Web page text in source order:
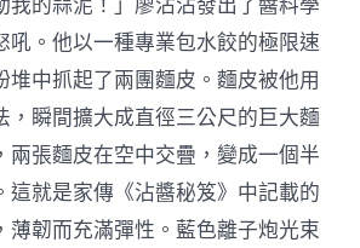
我的蒜泥！」廖沾沾發出了醬料學
吼。他以一種專業包水餃的極限速
堆中抓起了兩團麵皮。麵皮被他用
，瞬間擴大成直徑三公尺的巨大麵
兩張麵皮在空中交疊，變成一個半
這就是家傳《沾醬秘笈》中記載的
薄韌而充滿彈性。藍色離子炮光束